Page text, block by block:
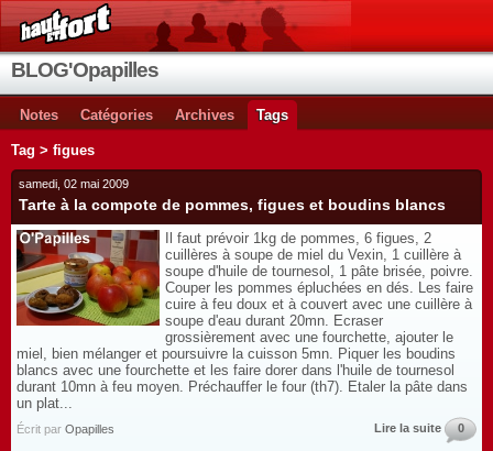
BLOG'Opapilles
Notes Catégories Archives Tags
Tag > figues
samedi, 02 mai 2009
Tarte à la compote de pommes, figues et boudins blancs
Il faut prévoir 1kg de pommes, 6 figues, 2
cuillères à soupe de miel du Vexin, 1 cuillère à
soupe d'huile de tournesol, 1 pâte brisée, poivre.
Couper les pommes épluchées en dés. Les faire
cuire à feu doux et à couvert avec une cuillère à
soupe d'eau durant 20mn. Ecraser
grossièrement avec une fourchette, ajouter le
miel, bien mélanger et poursuivre la cuisson 5mn. Piquer les boudins
blancs avec une fourchette et les faire dorer dans l'huile de tournesol
durant 10mn à feu moyen. Préchauffer le four (th7). Etaler la pâte dans
un plat...
Écrit par Opapilles Lire la suite 0